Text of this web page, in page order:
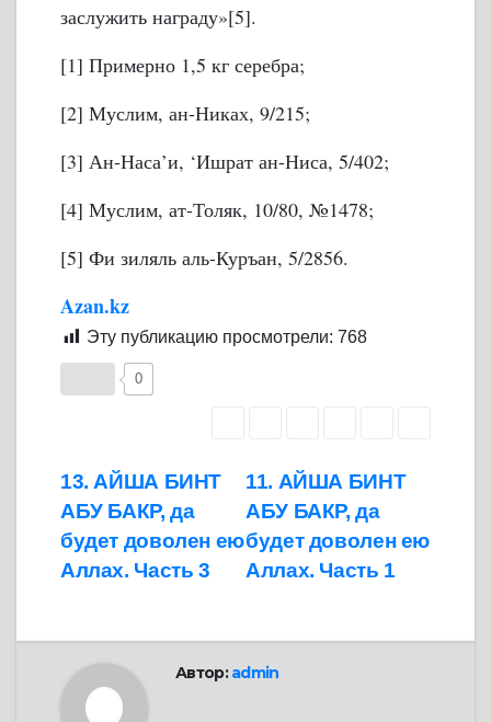
заслужить награду»[5].
[1] Примерно 1,5 кг серебра;
[2] Муслим, ан-Никах, 9/215;
[3] Ан-Наса’и, ‘Ишрат ан-Ниса, 5/402;
[4] Муслим, ат-Толяк, 10/80, №1478;
[5] Фи зиляль аль-Куръан, 5/2856.
Azan.kz
Эту публикацию просмотрели: 768
0
Навигация
по
записям
11. АЙША БИНТ
АБУ БАКР, да
будет доволен ею
Аллах. Часть 1
13. АЙША БИНТ
АБУ БАКР, да
будет доволен ею
Аллах. Часть 3
Автор:admin